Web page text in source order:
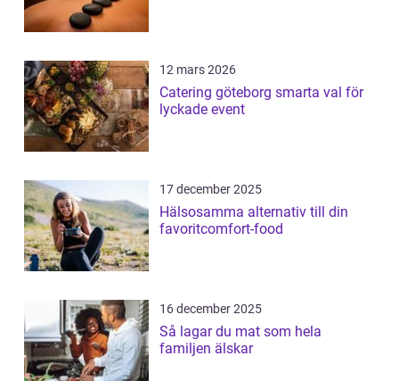
12 mars 2026
Catering göteborg smarta val för
lyckade event
17 december 2025
Hälsosamma alternativ till din
favoritcomfort-food
16 december 2025
Så lagar du mat som hela
familjen älskar